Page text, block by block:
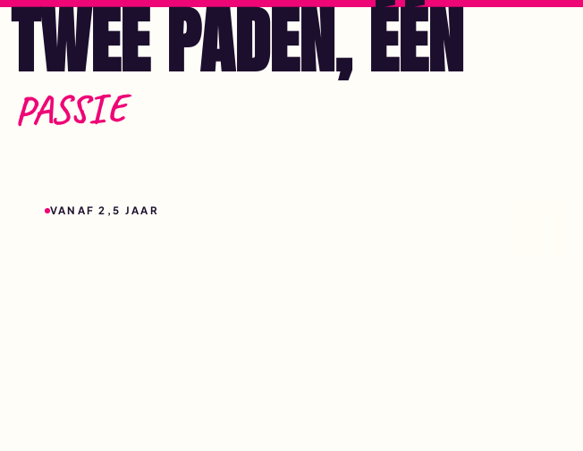
TWEE PADEN, ÉÉN
PASSIE
VANAF 2,5 JAAR